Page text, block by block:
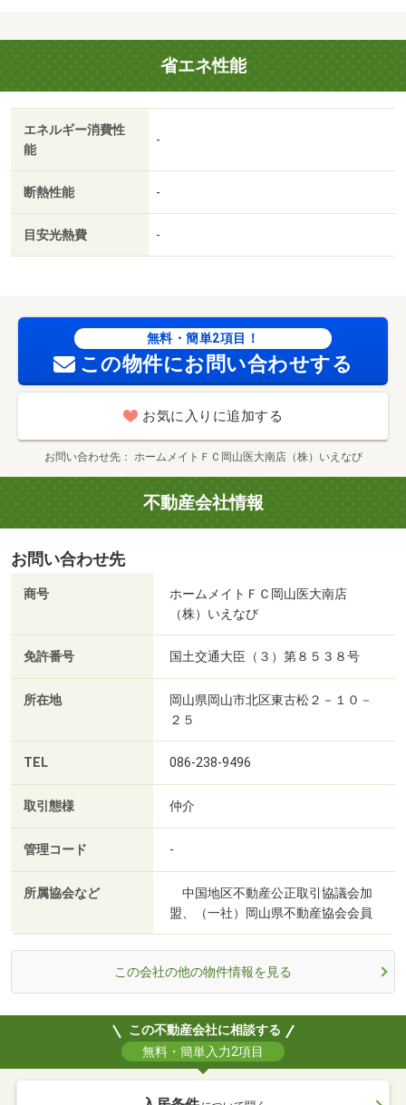
利用可／３沿線以上利用可／路面電車沿線／バス２路線／
１００円バス路線／駅徒歩５分以内／駅徒歩１０分以内／
平面駐車場／自走式駐車場／全居室６畳以上／キッチン５
畳以上／南面バルコニー／高速ネット対応／ＬＡＮ／敷
金・礼金不要／通風良好／巡回管理／リフォーム：（）／
天満屋ハピーズ岡輝店まで６６１ｍ／セブンイレブン岡山
パー）まで６６１ｍ／セブンイレブン岡山岡南町１丁目店
（コンビニ）まで３５１ｍ／マツモトキヨシ奥田店（ドラ
ッグストア）まで９２９ｍ／ニトリ岡山奥田店（ホームセ
省エネ性能
エネルギー消費性
能
-
断熱性能 -
目安光熱費 -
無料・簡単2項目！
この物件にお問い合わせする
お気に入りに追加する
お問い合わせ先 ホームメイトＦＣ岡山医大南店（株）いえなび
不動産会社情報
お問い合わせ先
商号
ホームメイトＦＣ岡山医大南店
（株）いえなび
免許番号 国土交通大臣（３）第８５３８号
所在地
岡山県岡山市北区東古松２－１０－
２５
TEL 086-238-9496
取引態様 仲介
管理コード -
所属協会など
中国地区不動産公正取引協議会加
盟、（一社）岡山県不動産協会会員
この会社の他の物件情報を見る
この不動産会社に相談する
無料・簡単入力2項目